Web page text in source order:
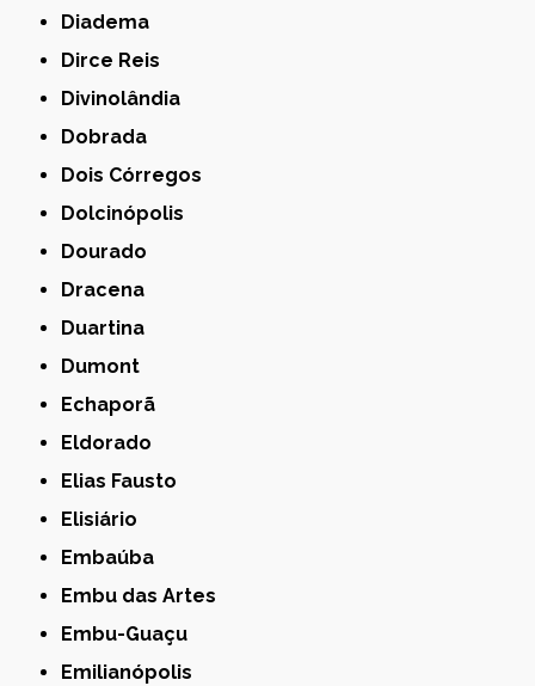
Diadema
Dirce Reis
Divinolândia
Dobrada
Dois Córregos
Dolcinópolis
Dourado
Dracena
Duartina
Dumont
Echaporã
Eldorado
Elias Fausto
Elisiário
Embaúba
Embu das Artes
Embu-Guaçu
Emilianópolis